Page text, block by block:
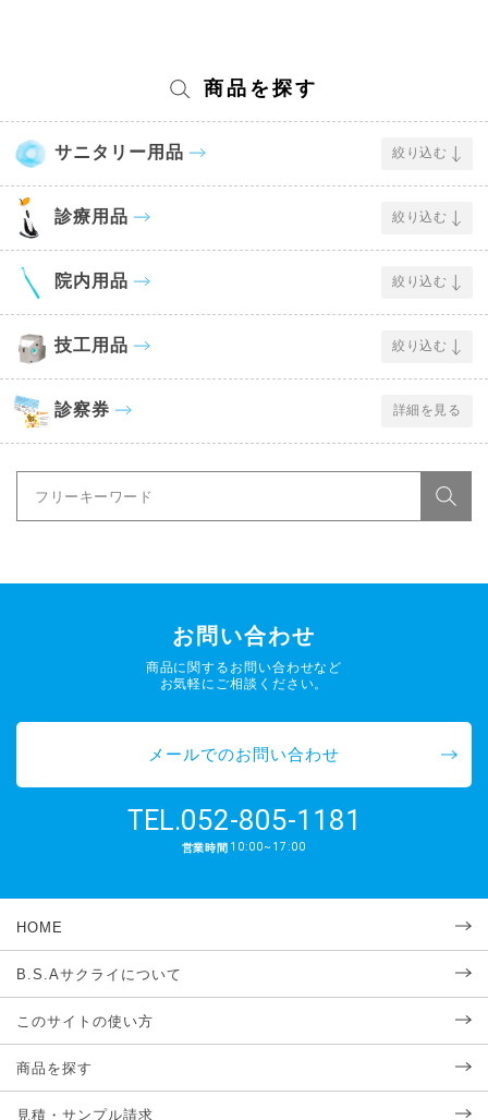
商品を探す
サニタリー用品 絞り込む
診療用品 絞り込む
院内用品 絞り込む
技工用品 絞り込む
診察券 詳細を見る
お問い合わせ
商品に関するお問い合わせなど
お気軽にご相談ください。
メールでのお問い合わせ
TEL.052-805-1181
営業時間 10:00~17:00
HOME
B.S.Aサクライについて
このサイトの使い方
商品を探す
見積・サンプル請求